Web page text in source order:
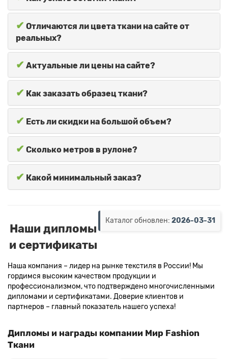
✔ Отличаются ли цвета ткани на сайте от
реальных?
✔ Актуальные ли цены на сайте?
✔ Как заказать образец ткани?
✔ Есть ли скидки на большой объем?
✔ Сколько метров в рулоне?
✔ Какой минимальный заказ?
Каталог обновлен: 2026-03-31
Наши дипломы
и сертификаты
Наша компания – лидер на рынке текстиля в России! Мы
гордимся высоким качеством продукции и
профессионализмом, что подтверждено многочисленными
дипломами и сертификатами. Доверие клиентов и
партнеров – главный показатель нашего успеха!
Дипломы и награды компании Мир Fashion
Ткани